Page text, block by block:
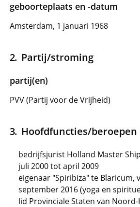
geboorteplaats en -datum
Amsterdam, 1 januari 1968
Partij/stroming
partij(en)
PVV (Partij voor de Vrijheid)
Hoofdfuncties/beroepen
bedrijfsjurist Holland Master
juli 2000 tot april 2009
eigenaar "Spiribiza" te Blaricum,
september 2016 (yoga en
lid Provinciale Staten van